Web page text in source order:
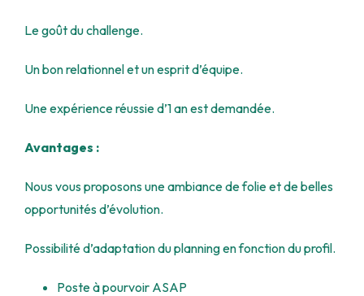
Le goût du challenge.
Un bon relationnel et un esprit d’équipe.
Une expérience réussie d’1 an est demandée.
Avantages :
Nous vous proposons une ambiance de folie et de belles
opportunités d’évolution.
Possibilité d’adaptation du planning en fonction du profil.
Poste à pourvoir ASAP